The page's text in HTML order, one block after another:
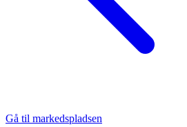
Gå til markedspladsen